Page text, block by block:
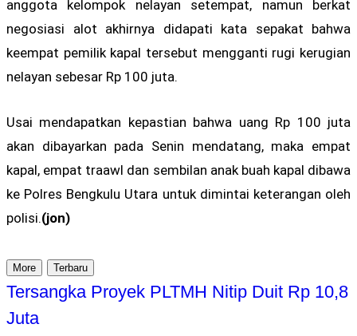
anggota kelompok nelayan setempat, namun berkat
negosiasi alot akhirnya didapati kata sepakat bahwa
keempat pemilik kapal tersebut mengganti rugi kerugian
nelayan sebesar Rp 100 juta.
Usai mendapatkan kepastian bahwa uang Rp 100 juta
akan dibayarkan pada Senin mendatang, maka empat
kapal, empat traawl dan sembilan anak buah kapal dibawa
ke Polres Bengkulu Utara untuk dimintai keterangan oleh
polisi.(jon)
More Terbaru
Tersangka Proyek PLTMH Nitip Duit Rp 10,8
Juta